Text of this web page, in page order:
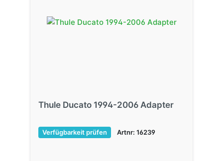
Thule Ducato 1994-2006 Adapter
Verfügbarkeit prüfen Artnr: 16239